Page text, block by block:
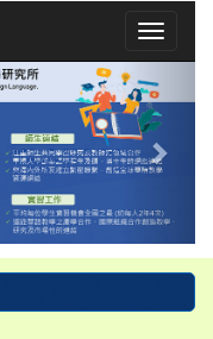
Toggle
Next